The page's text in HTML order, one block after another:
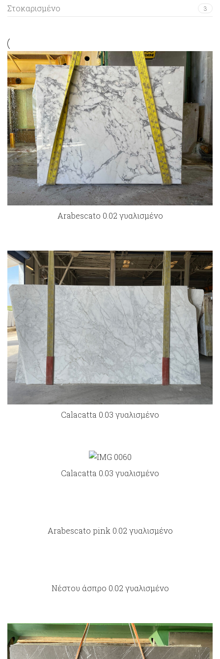
Στοκαρισμένο 3
Arabescato 0.02 γυαλισμένο
Calacatta 0.03 γυαλισμένο
Calacatta 0.03 γυαλισμένο
Arabescato pink 0.02 γυαλισμένο
Νέστου άσπρο 0.02 γυαλισμένο